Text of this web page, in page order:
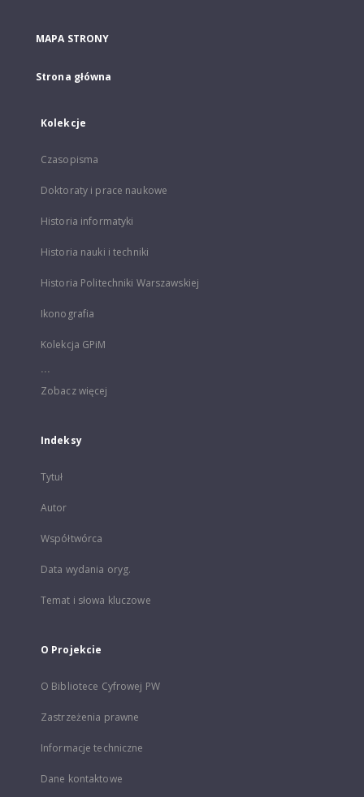
MAPA STRONY
Strona główna
Kolekcje
Czasopisma
Doktoraty i prace naukowe
Historia informatyki
Historia nauki i techniki
Historia Politechniki Warszawskiej
Ikonografia
Kolekcja GPiM
...
Zobacz więcej
Indeksy
Tytuł
Autor
Współtwórca
Data wydania oryg.
Temat i słowa kluczowe
O Projekcie
O Bibliotece Cyfrowej PW
Zastrzeżenia prawne
Informacje techniczne
Dane kontaktowe